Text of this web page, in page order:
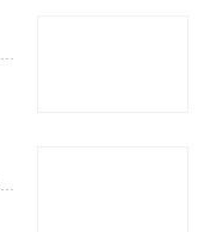
无锡江南电缆有限公司成立于上世纪八十年代初，是集电线电缆生产销售及铜铝材加工于一身的国家重点高新技术企业，也是全国用户满意产品企业、国家AAAA级标准化良好行为企业。
零食作为一个非常有前景的加盟项目，吸引了许多投资者的关注。许多投资者都想知道有哪些好的零食店品牌可以加盟。那么本专题就为大家推荐零食加盟店的10大品牌，并提供加盟费用等相关加盟信息，为投资者解答零食店的加盟问题。